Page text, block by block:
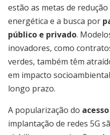
estão as metas de
energética e a busca por
público e privado.
inovadores, como
verdes, também têm
em impacto
longo prazo.
A popularização do
implantação de redes 5G